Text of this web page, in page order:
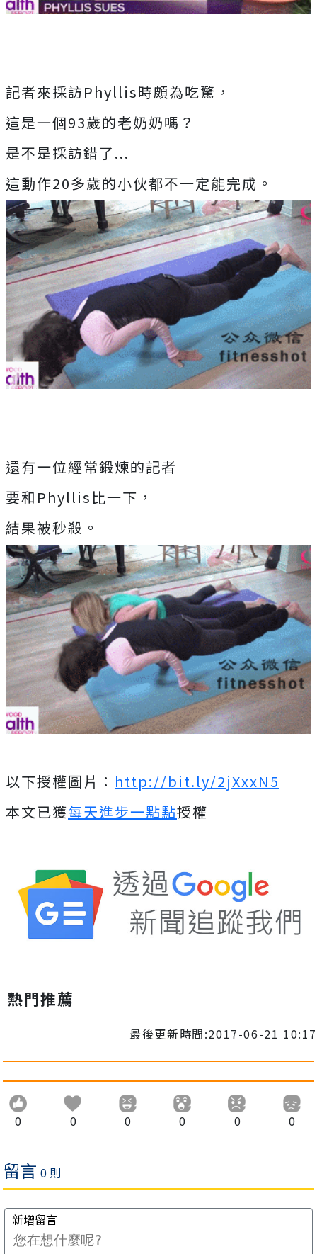
記者來採訪Phyllis時頗為吃驚，
這是一個93歲的老奶奶嗎？
是不是採訪錯了...
這動作20多歲的小伙都不一定能完成。
還有一位經常鍛煉的記者
要和Phyllis比一下，
結果被秒殺。
以下授權圖片： http://bit.ly/2jXxxN5
本文已獲每天進步一點點授權
熱門推薦
最後更新時間:2017-06-21 10:17
0 0 0 0 0 0